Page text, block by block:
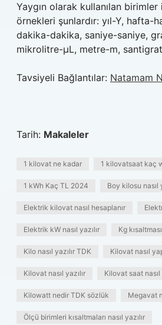
Yaygın olarak kullanılan birimler
örnekleri şunlardır: yıl-Y, hafta-
dakika-dakika, saniye-saniye,
mikrolitre-µL, metre-m,
Tavsiyeli Bağlantılar: Natamam
Tarih: Makaleler
1 kilovat ne kadar 1 kilovatsaat kaç
1 kWh Kaç TL 2024 Boy kilosu nasıl
Elektrik kilovat nasıl hesaplanır
Elektrik kW nasıl yazılır Kg
Kilo nasıl yazılır TDK Kilovat nasıl
Kilovat nasıl yazılır Kilovat saat nasıl
Kilowatt nedir TDK sözlük Megavat
Ölçü birimleri kısaltmaları nasıl yazılır